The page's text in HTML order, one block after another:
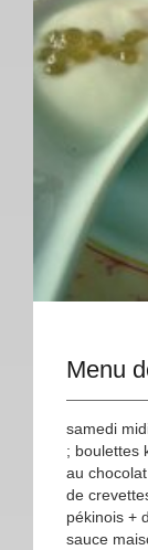
Menu
samedi
; boulettes
au
de
pékinois +
sauce